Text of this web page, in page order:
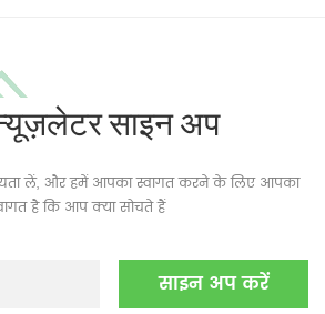
साइन अप
लें, और हमें आपका स्वागत करने के लिए आपका
है कि आप क्या सोचते हैं